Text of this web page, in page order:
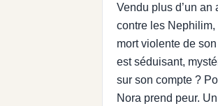
Vendu plus d’un
contre les
mort violente de
est séduisant,
sur son compte ?
Nora prend peur.